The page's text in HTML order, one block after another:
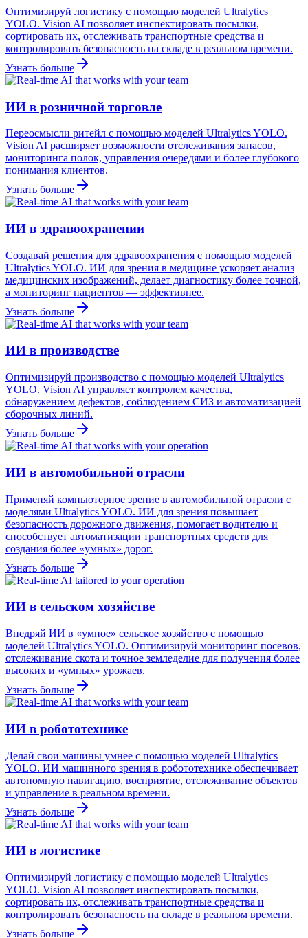
Оптимизируй логистику с помощью моделей Ultralytics
YOLO. Vision AI позволяет инспектировать посылки,
сортировать их, отслеживать транспортные средства и
контролировать безопасность на складе в реальном времени.
Узнать больше
ИИ в розничной торговле
Переосмысли ритейл с помощью моделей Ultralytics YOLO.
Vision AI расширяет возможности отслеживания запасов,
мониторинга полок, управления очередями и более глубокого
понимания клиентов.
Узнать больше
ИИ в здравоохранении
Создавай решения для здравоохранения с помощью моделей
Ultralytics YOLO. ИИ для зрения в медицине ускоряет анализ
медицинских изображений, делает диагностику более точной,
а мониторинг пациентов — эффективнее.
Узнать больше
ИИ в производстве
Оптимизируй производство с помощью моделей Ultralytics
YOLO. Vision AI управляет контролем качества,
обнаружением дефектов, соблюдением СИЗ и автоматизацией
сборочных линий.
Узнать больше
ИИ в автомобильной отрасли
Применяй компьютерное зрение в автомобильной отрасли с
моделями Ultralytics YOLO. ИИ для зрения повышает
безопасность дорожного движения, помогает водителю и
способствует автоматизации транспортных средств для
создания более «умных» дорог.
Узнать больше
ИИ в сельском хозяйстве
Внедряй ИИ в «умное» сельское хозяйство с помощью
моделей Ultralytics YOLO. Оптимизируй мониторинг посевов,
отслеживание скота и точное земледелие для получения более
высоких и «умных» урожаев.
Узнать больше
ИИ в робототехнике
Делай свои машины умнее с помощью моделей Ultralytics
YOLO. ИИ машинного зрения в робототехнике обеспечивает
автономную навигацию, восприятие, отслеживание объектов
и управление в реальном времени.
Узнать больше
ИИ в логистике
Оптимизируй логистику с помощью моделей Ultralytics
YOLO. Vision AI позволяет инспектировать посылки,
сортировать их, отслеживать транспортные средства и
контролировать безопасность на складе в реальном времени.
Узнать больше